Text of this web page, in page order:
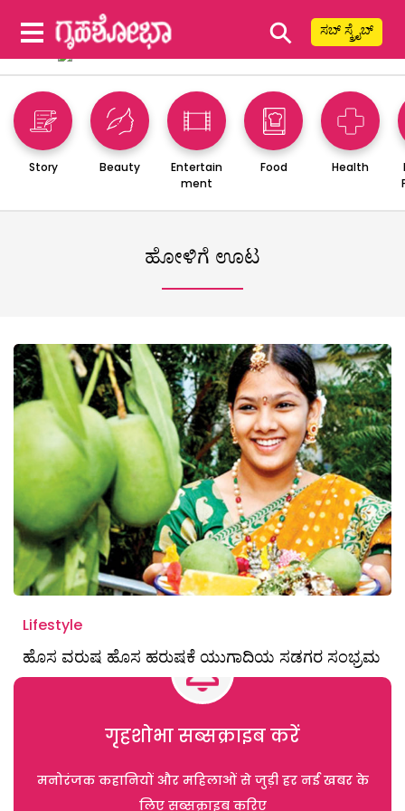
⚲ ಸಬ್ ಸ್ಕ್ರೈಬ್
Story Beauty
Entertain
ment
Food Health
ಹೋಳಿಗೆ ಊಟ
Lifestyle
ಹೊಸ ವರುಷ ಹೊಸ ಹರುಷಕೆ ಯುಗಾದಿಯ ಸಡಗರ ಸಂಭ್ರಮ
गृहशोभा सब्सक्राइब करें
मनोरंजक कहानियों और महिलाओं से जुड़ी हर नई खबर के
लिए सब्सक्राइब करिए